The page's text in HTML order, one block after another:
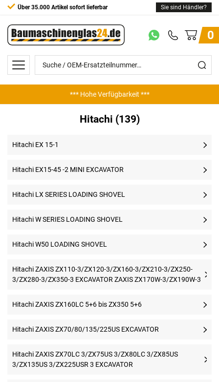
Über 35.000 Artikel sofort lieferbar Sie sind Händler?
0
*** Hohe Verfügbarkeit ***
Hitachi (139)
Hitachi EX 15-1
Hitachi EX15-45 -2 MINI EXCAVATOR
Hitachi LX SERIES LOADING SHOVEL
Hitachi W SERIES LOADING SHOVEL
Hitachi W50 LOADING SHOVEL
Hitachi ZAXIS ZX110-3/ZX120-3/ZX160-3/ZX210-3/ZX250-
3/ZX280-3/ZX350-3 EXCAVATOR ZAXIS ZX170W-3/ZX190W-3
Hitachi ZAXIS ZX160LC 5+6 bis ZX350 5+6
Hitachi ZAXIS ZX70/80/135/225US EXCAVATOR
Hitachi ZAXIS ZX70LC 3/ZX75US 3/ZX80LC 3/ZX85US
3/ZX135US 3/ZX225USR 3 EXCAVATOR